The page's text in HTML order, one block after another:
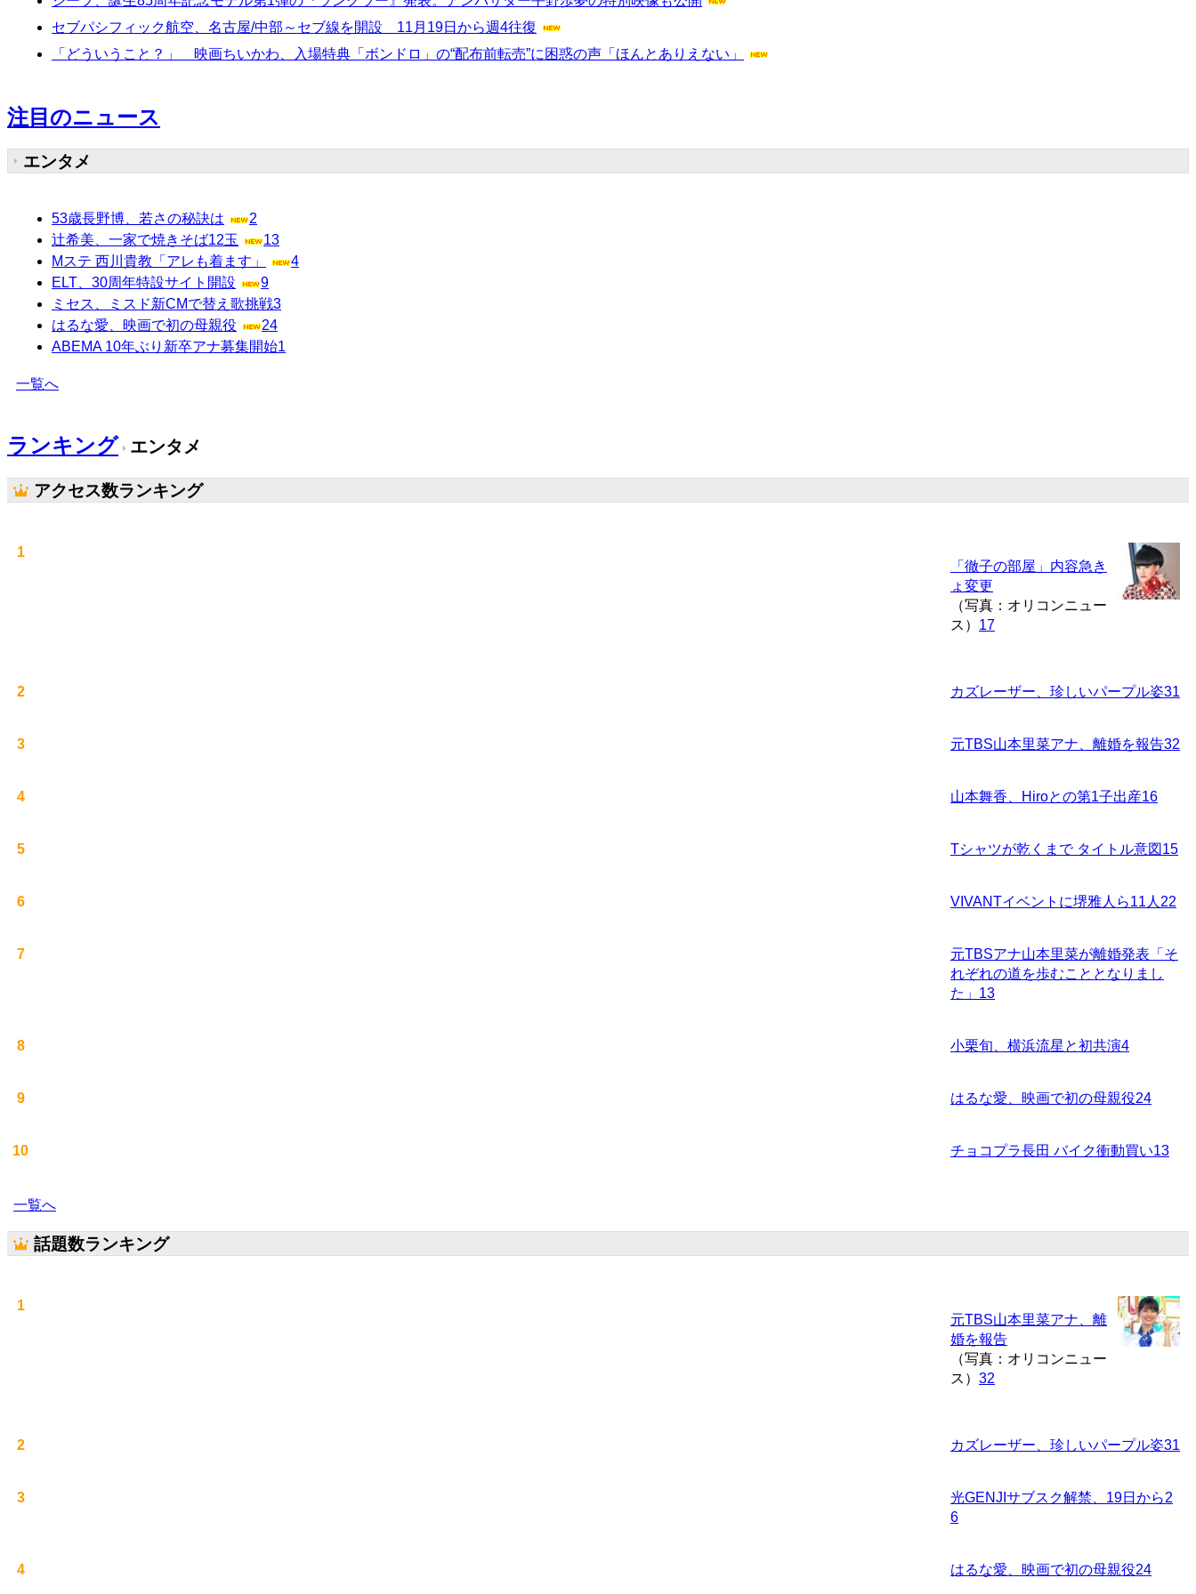
セブパシフィック航空、名古屋/中部～セブ線を開設 11月19日から週4往復
「どういうこと？」 映画ちいかわ、入場特典「ボンドロ」の“配布前転売”に困惑の声「ほんとありえない」
注目のニュース
エンタメ
53歳長野博、若さの秘訣は
2
辻希美、一家で焼きそば12玉
13
Mステ 西川貴教「アレも着ます」
4
ELT、30周年特設サイト開設
9
ミセス、ミスド新CMで替え歌挑戦3
はるな愛、映画で初の母親役
24
ABEMA 10年ぶり新卒アナ募集開始1
一覧へ
ランキング エンタメ
アクセス数ランキング
1
「徹子の部屋」内容急き
ょ変更
（写真：オリコンニュー
ス） 17
2 カズレーザー、珍しいパープル姿31
3 元TBS山本里菜アナ、離婚を報告32
4 山本舞香、Hiroとの第1子出産16
5 Tシャツが乾くまで タイトル意図 15
6 VIVANTイベントに堺雅人ら11人 22
7
元TBSアナ山本里菜が離婚発表「そ
れぞれの道を歩むこととなりまし
た」 13
8 小栗旬、横浜流星と初共演4
9 はるな愛、映画で初の母親役24
10 チョコプラ長田 バイク衝動買い13
一覧へ
話題数ランキング
1
元TBS山本里菜アナ、離
婚を報告
（写真：オリコンニュー
ス） 32
2 カズレーザー、珍しいパープル姿31
3 光GENJIサブスク解禁、19日から2
6
4 はるな愛、映画で初の母親役24